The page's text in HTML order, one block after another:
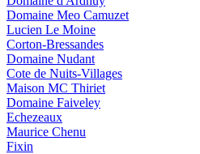
Domaine Meo Camuzet
Lucien Le Moine
Corton-Bressandes
Domaine Nudant
Cote de Nuits-Villages
Maison MC Thiriet
Domaine Faiveley
Echezeaux
Maurice Chenu
Fixin